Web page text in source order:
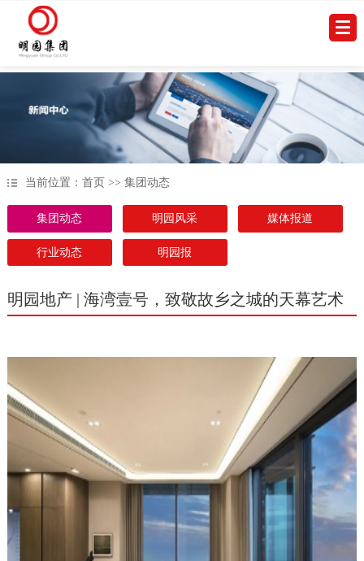
当前位置： 首页 >> 集团动态
集团动态 明园风采 媒体报道
行业动态 明园报
明园地产 | 海湾壹号，致敬故乡之城的天幕艺术